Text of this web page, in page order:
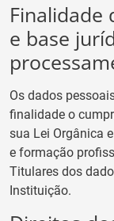
Finalidade
e base
Os dados
finalidade o
sua Lei Orgânica
e formação
Titulares dos
Instituição.